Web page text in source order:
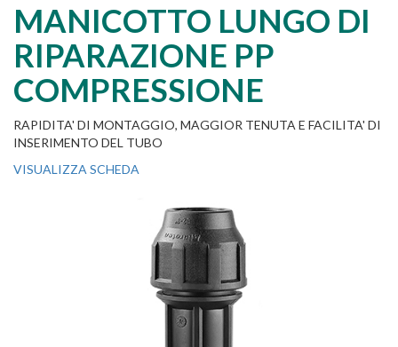
MANICOTTO LUNGO DI
RIPARAZIONE PP
COMPRESSIONE
RAPIDITA' DI MONTAGGIO, MAGGIOR TENUTA E FACILITA' DI
INSERIMENTO DEL TUBO
VISUALIZZA SCHEDA